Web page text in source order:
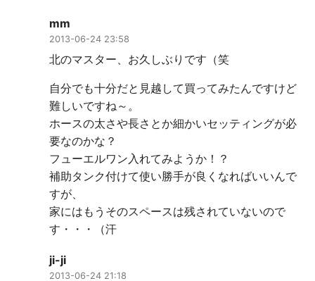
mm
2013-06-24 23:58
北のマスター、お久しぶりです（笑
自分でも十分だと見越して買ってみたんですけど
難しいですね～。
ホースの太さや長さとか細かいセッティングが必
要なのかな？
フューエルワン入れてみようか！？
補助タンク付けて使い勝手が良くなればいいんで
すが、
家にはもうそのスペースは残されていないので
す・・・（汗
ji-ji
2013-06-24 21:18